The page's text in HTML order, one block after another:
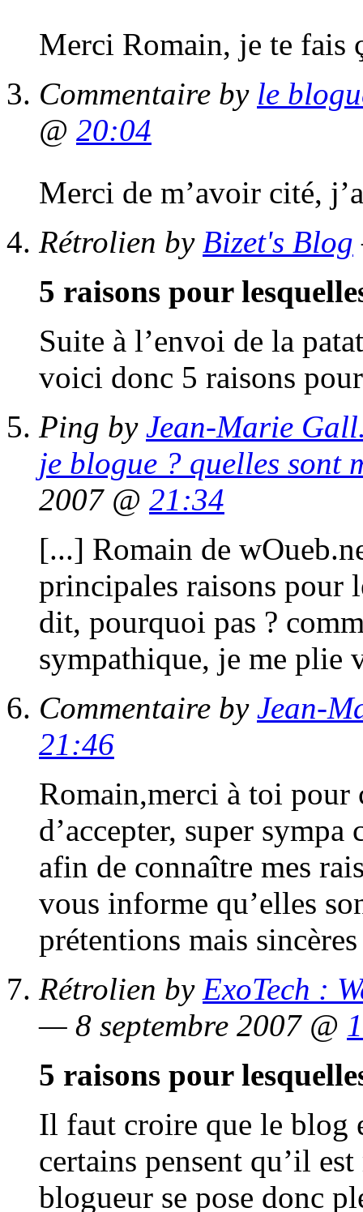
Merci Romain, je te fais
Commentaire by le
@ 20:04
Merci de m’avoir cité,
Rétrolien by Bizet's Blog
5 raisons pour
Suite à l’envoi de la
voici donc 5 raisons
Ping by Jean-Marie
je blogue ? quelles sont
2007 @ 21:34
[...] Romain de
principales raisons pour
dit, pourquoi pas ?
sympathique, je me
Commentaire by Jean-
21:46
Romain,merci à toi
d’accepter, super
afin de connaître mes
vous informe qu’elles
prétentions mais
Rétrolien by ExoTech :
— 8 septembre 2007 @
5 raisons pour
Il faut croire que le blog
certains pensent qu’il
blogueur se pose donc